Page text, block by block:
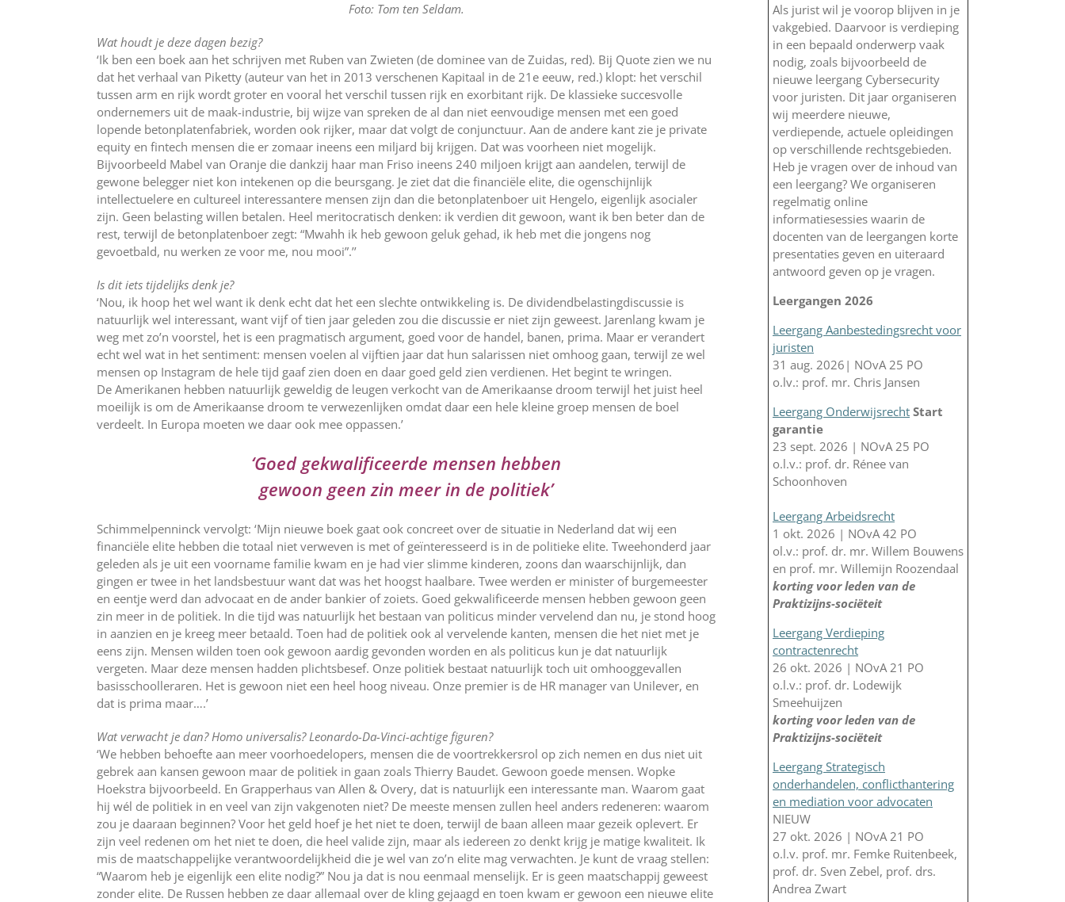
Foto: Tom ten Seldam.
Wat houdt je deze dagen bezig?
‘Ik ben een boek aan het schrijven met ­Ruben van Zwieten (de dominee van de Zuidas, red). Bij Quote zien we nu
dat het verhaal van Piketty (auteur van het in 2013 verschenen Kapitaal in de 21e eeuw, red.) klopt: het verschil
tussen arm en rijk wordt groter en vooral het verschil tussen rijk en exorbitant rijk. De klassieke succesvolle
ondernemers uit de maak-industrie, bij wijze van spreken de al dan niet eenvoudige mensen met een goed
lopende betonplatenfabriek, worden ook rijker, maar dat volgt de conjunctuur. Aan de andere kant zie je private
equity en fintech mensen die er zomaar ineens een miljard bij krijgen. Dat was voorheen niet mogelijk.
Bijvoorbeeld Mabel van Oranje die dankzij haar man Friso ineens 240 miljoen krijgt aan aandelen, terwijl de
gewone belegger niet kon intekenen op die beursgang. Je ziet dat die financiële elite, die ogenschijnlijk
intellectuelere en cultureel interessantere mensen zijn dan die betonplatenboer uit Hengelo, eigenlijk asocialer
zijn. Geen belasting willen betalen. Heel meritocratisch denken: ik verdien dit gewoon, want ik ben beter dan de
rest, terwijl de betonplatenboer zegt: “Mwahh ik heb gewoon geluk gehad, ik heb met die jongens nog
gevoetbald, nu werken ze voor me, nou mooi”.’’
Is dit iets tijdelijks denk je?
‘Nou, ik hoop het wel want ik denk echt dat het een slechte ontwikkeling is. De dividendbelastingdiscussie is
natuurlijk wel interessant, want vijf of tien jaar geleden zou die discussie er niet zijn geweest. Jarenlang kwam je
weg met zo’n voorstel, het is een pragmatisch argument, goed voor de handel, banen, prima. Maar er verandert
echt wel wat in het sentiment: mensen voelen al vijftien jaar dat hun salarissen niet omhoog gaan, terwijl ze wel
mensen op Instagram de hele tijd gaaf zien doen en daar goed geld zien verdienen. Het begint te wringen.
De Amerikanen hebben natuurlijk geweldig de leugen verkocht van de Amerikaanse droom terwijl het juist heel
moeilijk is om de Amerikaanse droom te verwezenlijken omdat daar een hele kleine groep mensen de boel
verdeelt. In Europa moeten we daar ook mee oppassen.’
‘Goed gekwalificeerde mensen hebben
gewoon geen zin meer in de politiek’
Schimmelpenninck vervolgt: ‘Mijn nieuwe boek gaat ook concreet over de situatie in Nederland dat wij een
financiële elite hebben die totaal niet verweven is met of geïnteresseerd is in de politieke elite. Tweehonderd jaar
geleden als je uit een voorname familie kwam en je had vier slimme kinderen, zoons dan waarschijnlijk, dan
gingen er twee in het landsbestuur want dat was het hoogst haalbare. Twee werden er minister of burgemeester
en eentje werd dan advocaat en de ander bankier of zoiets. Goed gekwalificeerde mensen hebben gewoon geen
zin meer in de politiek. In die tijd was natuurlijk het bestaan van politicus minder vervelend dan nu, je stond hoog
in aanzien en je kreeg meer betaald. Toen had de politiek ook al vervelende kanten, mensen die het niet met je
eens zijn. Mensen wilden toen ook gewoon aardig gevonden worden en als politicus kun je dat natuurlijk
vergeten. Maar deze mensen hadden plichtsbesef. Onze politiek bestaat natuurlijk toch uit omhooggevallen
basisschoolleraren. Het is gewoon niet een heel hoog niveau. Onze premier is de HR manager van Unilever, en
dat is prima maar….’
Wat verwacht je dan? Homo universalis? Leonardo-Da-Vinci-achtige figuren?
‘We hebben behoefte aan meer voorhoedelopers, mensen die de voortrekkersrol op zich nemen en dus niet uit
gebrek aan kansen gewoon maar de politiek in gaan zoals Thierry Baudet. Gewoon goede mensen. Wopke
Hoekstra bijvoorbeeld. En Grapperhaus van Allen & Overy, dat is natuurlijk een interessante man. Waarom gaat
hij wél de politiek in en veel van zijn vakgenoten niet? De meeste mensen zullen heel anders redeneren: waarom
zou je daaraan beginnen? Voor het geld hoef je het niet te doen, terwijl de baan alleen maar gezeik oplevert. Er
zijn veel redenen om het niet te doen, die heel valide zijn, maar als iedereen zo denkt krijg je matige kwaliteit. Ik
mis de maatschappelijke verantwoordelijkheid die je wel van zo’n elite mag verwachten. Je kunt de vraag stellen:
“Waarom heb je eigenlijk een elite nodig?” Nou ja dat is nou eenmaal menselijk. Er is geen maatschappij geweest
zonder elite. De Russen hebben ze daar allemaal over de kling gejaagd en toen kwam er gewoon een nieuwe elite
Als jurist wil je voorop blijven in je
vakgebied. Daarvoor is verdieping
in een bepaald onderwerp vaak
nodig, zoals bijvoorbeeld de
nieuwe leergang Cybersecurity
voor juristen. Dit jaar organiseren
wij meerdere nieuwe,
verdiepende, actuele opleidingen
op verschillende rechtsgebieden.
Heb je vragen over de inhoud van
een leergang? We organiseren
regelmatig online
informatiesessies waarin de
docenten van de leergangen korte
presentaties geven en uiteraard
antwoord geven op je vragen.
Leergangen 2026
Leergang Aanbestedingsrecht voor
juristen
31 aug. 2026| NOvA 25 PO
o.lv.: prof. mr. Chris Jansen
Leergang Onderwijsrecht Start
garantie
23 sept. 2026 | NOvA 25 PO
o.l.v.: prof. dr. Rénee van
Schoonhoven
Leergang Arbeidsrecht
1 okt. 2026 | NOvA 42 PO
ol.v.: prof. dr. mr. Willem Bouwens
en prof. mr. Willemijn Roozendaal
korting voor leden van de
Praktizijns-sociëteit
Leergang Verdieping
contractenrecht
26 okt. 2026 | NOvA 21 PO
o.l.v.: prof. dr. Lodewijk
Smeehuijzen
korting voor leden van de
Praktizijns-sociëteit
Leergang Strategisch
onderhandelen, conflicthantering
en mediation voor advocaten
NIEUW
27 okt. 2026 | NOvA 21 PO
o.l.v. prof. mr. Femke Ruitenbeek,
prof. dr. Sven Zebel, prof. drs.
Andrea Zwart